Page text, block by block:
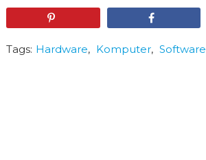
Tags: Hardware, Komputer, Software